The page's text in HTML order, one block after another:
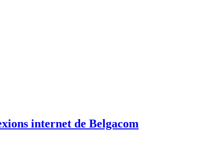
internet de Belgacom